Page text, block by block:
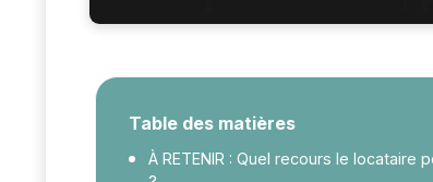
Table des matières
À RETENIR : Quel recours le